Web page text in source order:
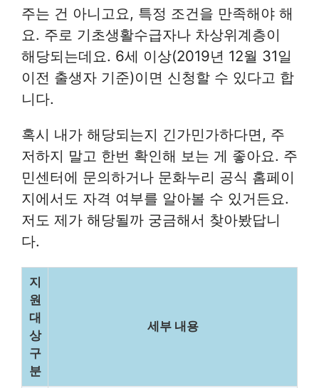
주는 건 아니고요, 특정 조건을 만족해야 해
요. 주로 기초생활수급자나 차상위계층이
해당되는데요. 6세 이상(2019년 12월 31일
이전 출생자 기준)이면 신청할 수 있다고 합
니다.
혹시 내가 해당되는지 긴가민가하다면, 주
저하지 말고 한번 확인해 보는 게 좋아요. 주
민센터에 문의하거나 문화누리 공식 홈페이
지에서도 자격 여부를 알아볼 수 있거든요.
저도 제가 해당될까 궁금해서 찾아봤답니
다.
지
원
대
상
구
분
세부 내용